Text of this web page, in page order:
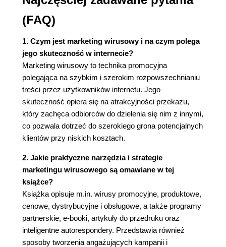
Przykładowe zastosowanie autorespondera (88)
Czym jest inteligentny autoresponder? (89)
Czy inteligentny autoresponder to maszynka do
wysyłania spamu? (89)
Jakie są zalety inteligentnych autoresponderów?
(90)
3 pomysły na wykorzystanie inteligentnych
autoresponderów (94)
6. Marketing wirusowy w rękach oszustów (99)
Łańcuszki szczęścia (99)
Piramidy finansowe (110)
wirusowego? (113)
Kluczowe przekonania - fundamenty Twojego
sukcesu (113)
Burze mózgów w praktyce i w internecie (115)
Pozycje percepcyjne - patrz oczami swoich
klientów (116)
Nośniki wirusowości w internecie (118)
(FAQ)
1. Czym jest marketing wirusowy i na czym polega
jego skuteczność w internecie?
Marketing wirusowy to technika promocyjna
polegająca na szybkim i szerokim rozpowszechnianiu
treści przez użytkowników internetu. Jego
skuteczność opiera się na atrakcyjności przekazu,
który zachęca odbiorców do dzielenia się nim z innymi,
co pozwala dotrzeć do szerokiego grona potencjalnych
klientów przy niskich kosztach.
2. Jakie praktyczne narzędzia i strategie
marketingu wirusowego są omawiane w tej
książce?
Książka opisuje m.in. wirusy promocyjne, produktowe,
cenowe, dystrybucyjne i obsługowe, a także programy
partnerskie, e-booki, artykuły do przedruku oraz
inteligentne autorespondery. Przedstawia również
sposoby tworzenia angażujących kampanii i